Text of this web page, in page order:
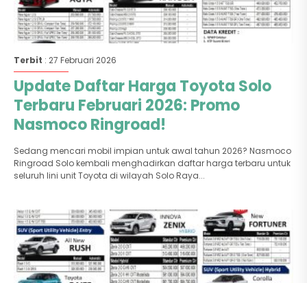
Terbit : 27 Februari 2026
Update Daftar Harga Toyota Solo
Terbaru Februari 2026: Promo
Nasmoco Ringroad!
Sedang mencari mobil impian untuk awal tahun 2026? Nasmoco
Ringroad Solo kembali menghadirkan daftar harga terbaru untuk
seluruh lini unit Toyota di wilayah Solo Raya...